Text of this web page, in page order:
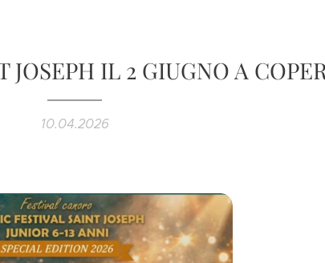
JOSEPH IL 2 GIUGNO A
10.04.2026